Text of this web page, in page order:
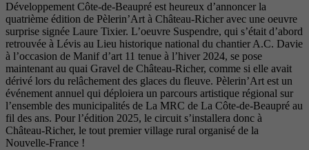
Développement Côte-de-Beaupré est heureux d’annoncer la
quatrième édition de Pèlerin’Art à Château-Richer avec une oeuvre
surprise signée Laure Tixier. L’oeuvre Suspendre, qui s’était d’abord
retrouvée à Lévis au Lieu historique national du chantier A.C. Davie
à l’occasion de Manif d’art 11 tenue à l’hiver 2024, se pose
maintenant au quai Gravel de Château-Richer, comme si elle avait
dérivé lors du relâchement des glaces du fleuve. Pèlerin’Art est un
événement annuel qui déploiera un parcours artistique régional sur
l’ensemble des municipalités de La MRC de La Côte-de-Beaupré au
fil des ans. Pour l’édition 2025, le circuit s’installera donc à
Château-Richer, le tout premier village rural organisé de la
Nouvelle-France !